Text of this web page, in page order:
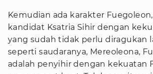
Kemudian ada karakter
kandidat Ksatria Sihir dengan
yang sudah tidak perlu diragukan
seperti saudaranya, Mereoleona,
adalah penyihir dengan kekuatan